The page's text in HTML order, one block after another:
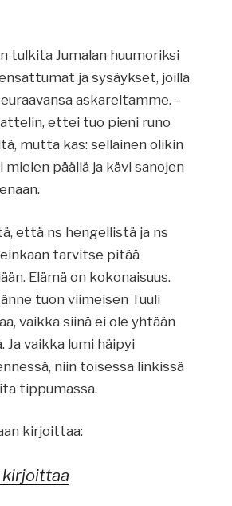
tulkita Jumalan huumoriksi
ja sysäykset, joilla
askareitamme. –
ettei tuo pieni runo
mutta kas: sellainen olikin
päällä ja kävi sanojen
että ns hengellistä ja ns
tarvitse pitää
Elämä on kokonaisuus.
tuon viimeisen Tuuli
vaikka siinä ei ole yhtään
Ja vaikka lumi häipyi
niin toisessa linkissä
tippumassa.
kirjoittaa:
kirjoittaa